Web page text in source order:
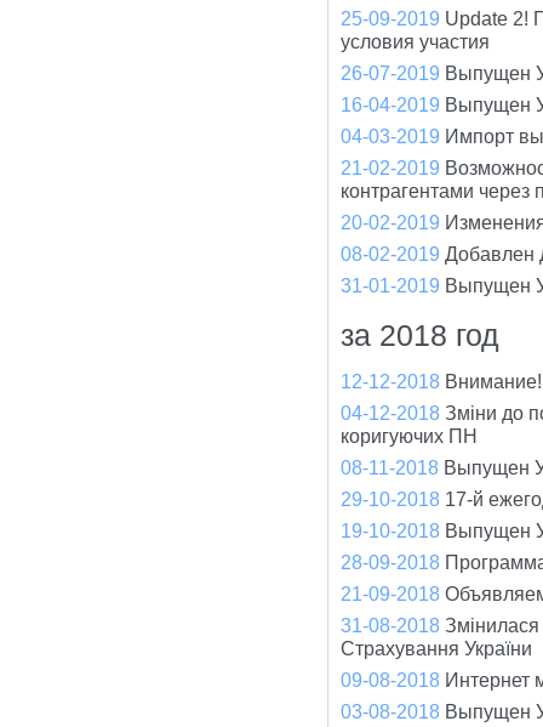
25-09-2019 Update 2!
условия участия
26-07-2019 Выпущен
16-04-2019 Выпущен
04-03-2019 Импорт
21-02-2019
контрагентами через
20-02-2019
08-02-2019 Добавлен
31-01-2019 Выпущен
за 2018 год
12-12-2018 Внимание!
04-12-2018 Зміни до
коригуючих ПН
08-11-2018 Выпущен
29-10-2018 17-й
19-10-2018 Выпущен
28-09-2018
21-09-2018
31-08-2018
Страхування України
09-08-2018 Интернет
03-08-2018 Выпущен